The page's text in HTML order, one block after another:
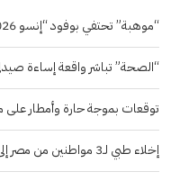
“موهبة” تحتفي بوفود “إنسو 2026” في ليلة عالمية
“الصحة” تباشر واقعة إساءة
توقعات بموجة حارة وأمطار
إخلاء طبي لـ3 مواطنين من مصر إلى المملكة